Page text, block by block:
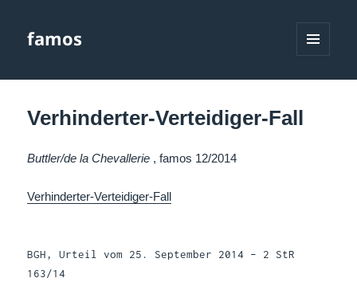
famos
Verhinderter-Verteidiger-Fall
Buttler/de la Chevallerie , famos 12/2014
Verhinderter-Verteidiger-Fall
BGH, Urteil vom 25. September 2014 – 2 StR
163/14